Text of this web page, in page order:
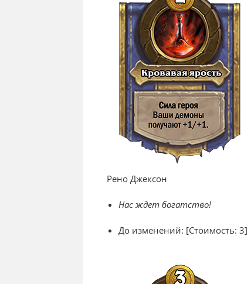
Рено Джексон
Нас ждет богатство!
До изменений: [Стоимость: 3]